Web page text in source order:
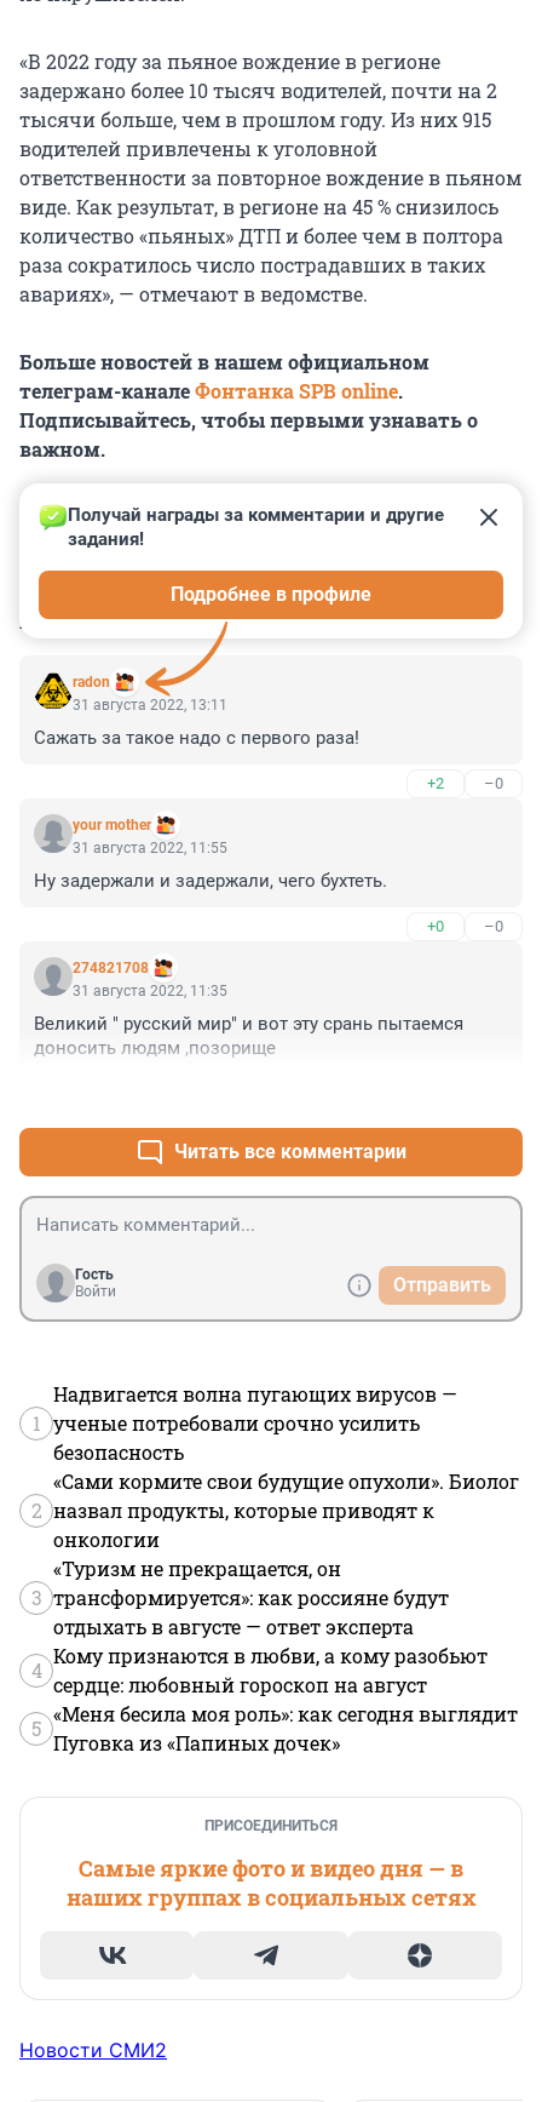
«В 2022 году за пьяное вождение в регионе
задержано более 10 тысяч водителей, почти на 2
тысячи больше, чем в прошлом году. Из них 915
водителей привлечены к уголовной
ответственности за повторное вождение в пьяном
виде. Как результат, в регионе на 45 % снизилось
количество «пьяных» ДТП и более чем в полтора
раза сократилось число пострадавших в таких
авариях», — отмечают в ведомстве.
Больше новостей в нашем официальном
телеграм-каналеФонтанка SPB online.
Подписывайтесь, чтобы первыми узнавать о
важном.
КОММЕНТАРИИ 7
radon
Получай награды за комментарии и другие
задания!
Подробнее в профиле
31 августа 2022, 13:11
Сажать за такое надо с первого раза!
+2 –0
your mother
31 августа 2022, 11:55
Ну задержали и задержали, чего бухтеть.
+0 –0
274821708
31 августа 2022, 11:35
Великий " русский мир" и вот эту срань пытаемся
доносить людям ,позорище
Читать все комментарии
Гость
Войти
Отправить
1
Надвигается волна пугающих вирусов —
ученые потребовали срочно усилить
безопасность
2
«Сами кормите свои будущие опухоли». Биолог
назвал продукты, которые приводят к
онкологии
3
«Туризм не прекращается, он
трансформируется»: как россияне будут
отдыхать в августе — ответ эксперта
4
Кому признаются в любви, а кому разобьют
сердце: любовный гороскоп на август
5
«Меня бесила моя роль»: как сегодня выглядит
Пуговка из «Папиных дочек»
ПРИСОЕДИНИТЬСЯ
Самые яркие фото и видео дня — в
наших группах в социальных сетях
Новости СМИ2